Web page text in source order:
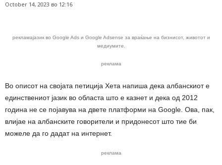
October 14, 2023 во 12:16
рекламајазик во Google Ads и Google Adsense за враќање на бизнисот, животот и
медиумите.
реклама
Во описот на својата петиција Хета напиша дека албанскиот е
единствениот јазик во областа што е казнет и дека од 2012
година не се појавува на двете платформи на Google. Ова, пак,
влијае на албанските говорители и придонесот што тие би
можеле да го дадат на интернет.
реклама